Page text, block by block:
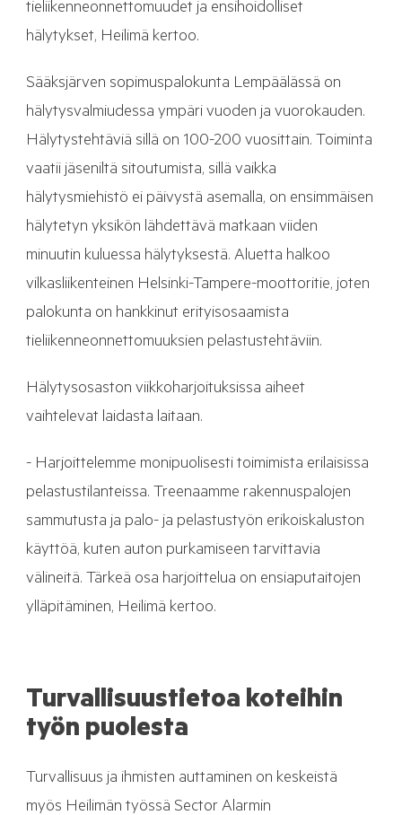
tieliikenneonnettomuudet ja ensihoidolliset
hälytykset, Heilimä kertoo.
Sääksjärven sopimuspalokunta Lempäälässä on
hälytysvalmiudessa ympäri vuoden ja vuorokauden.
Hälytystehtäviä sillä on 100-200 vuosittain. Toiminta
vaatii jäseniltä sitoutumista, sillä vaikka
hälytysmiehistö ei päivystä asemalla, on ensimmäisen
hälytetyn yksikön lähdettävä matkaan viiden
minuutin kuluessa hälytyksestä. Aluetta halkoo
vilkasliikenteinen Helsinki-Tampere-moottoritie, joten
palokunta on hankkinut erityisosaamista
tieliikenneonnettomuuksien pelastustehtäviin.
Hälytysosaston viikkoharjoituksissa aiheet
vaihtelevat laidasta laitaan.
- Harjoittelemme monipuolisesti toimimista erilaisissa
pelastustilanteissa. Treenaamme rakennuspalojen
sammutusta ja palo- ja pelastustyön erikoiskaluston
käyttöä, kuten auton purkamiseen tarvittavia
välineitä. Tärkeä osa harjoittelua on ensiaputaitojen
ylläpitäminen, Heilimä kertoo.
Turvallisuustietoa koteihin
työn puolesta
Turvallisuus ja ihmisten auttaminen on keskeistä
myös Heilimän työssä Sector Alarmin